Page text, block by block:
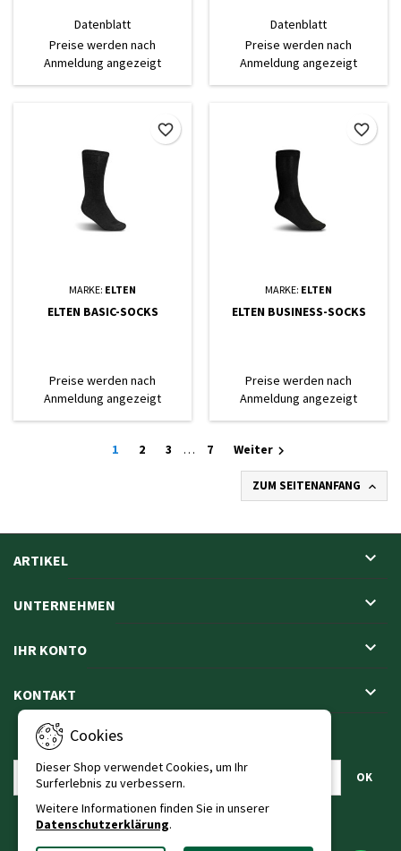
Datenblatt
Preise werden nach
Anmeldung angezeigt
Datenblatt
Preise werden nach
Anmeldung angezeigt
MARKE: ELTEN
ELTEN BASIC-SOCKS
Preise werden nach
Anmeldung angezeigt
favorite_border
MARKE: ELTEN
ELTEN BUSINESS-SOCKS
Preise werden nach
Anmeldung angezeigt
favorite_border
1 2 3 … 7 Weiter 
ZUM SEITENANFANG 
ARTIKEL 
UNTERNEHMEN 
IHR KONTO 
KONTAKT 
Cookies
Dieser Shop verwendet Cookies, um Ihr
Surferlebnis zu verbessern.
Weitere Informationen finden Sie in unserer
Datenschutzerklärung.